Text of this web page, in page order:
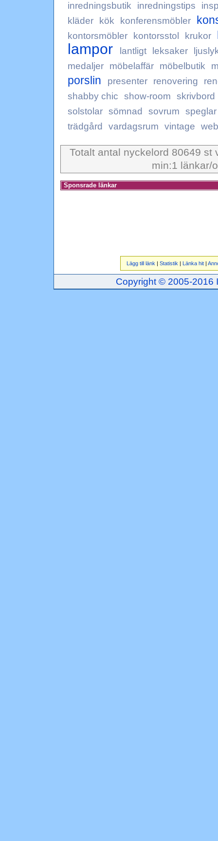
inredningsbutik inredningstips
kläder
kök konferensmöbler
kontorsmöbler kontorsstol krukor
lampor lantligt leksaker
medaljer
möbelaffär möbelbutik
porslin presenter renovering
shabby chic
show-room
skrivbord
solstolar sömnad sovrum
speglar
trädgård
vardagsrum vintage
Totalt antal nyckelord 80649 st
min:1 länkar/
Sponsrade länkar
Lägg till länk | Statistik | Länka hit|
Copyright © 2005-2016